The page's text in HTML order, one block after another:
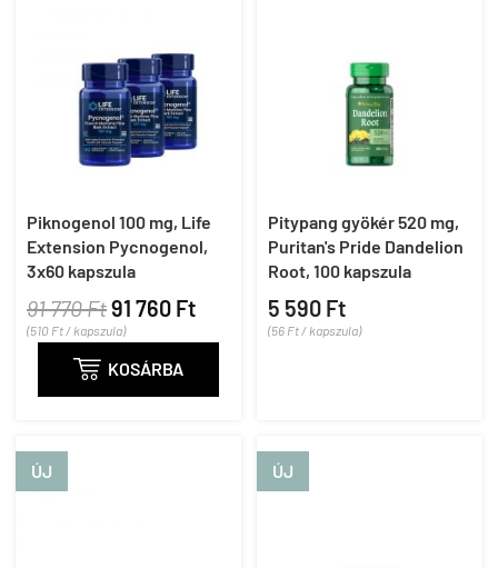
Piknogenol 100 mg, Life
Extension Pycnogenol,
3x60 kapszula
91 770 Ft91 760 Ft
(510 Ft / kapszula)
 KOSÁRBA
Pitypang gyökér 520 mg,
Puritan's Pride Dandelion
Root, 100 kapszula
5 590 Ft
(56 Ft / kapszula)
ÚJ ÚJ